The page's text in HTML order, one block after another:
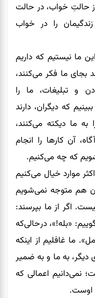
حالتِ خواب، در حالت
را در خواب
ما نیستیم که داریم
بجای ما فکر می‌کنند،
و تبلیغات، ما را
که دیگران، دارند
به ما دیکته می‌کنند،
آن کارها را انجام
که چه‌ می‌کنیم.
موارد خیال می‌کنیم
هم متوجه نمی‌شویم
اگر از ما بپرسند:
«بله!»، در‌حالی‌که
ما غافلیم از اینکه
به ما و به ضمیر
نمی‌دانیم اعمالی که
اوست.